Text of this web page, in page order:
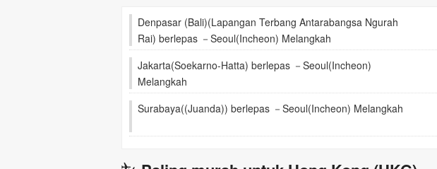
Denpasar (Bali)(Lapangan Terbang Antarabangsa Ngurah
Rai) berlepas －Seoul(Incheon) Melangkah
Jakarta(Soekarno-Hatta) berlepas －Seoul(Incheon)
Melangkah
Surabaya((Juanda)) berlepas －Seoul(Incheon) Melangkah